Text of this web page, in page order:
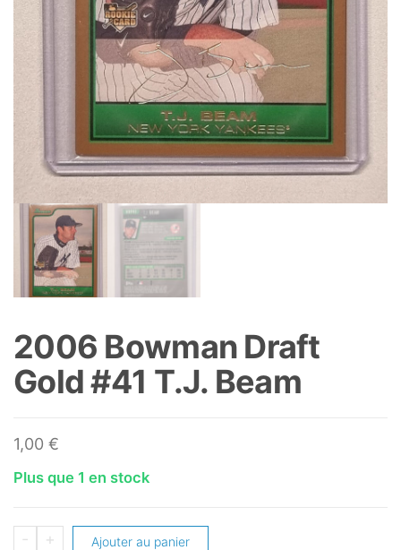
2006 Bowman Draft
Gold #41 T.J. Beam
1,00 €
Plus que 1 en stock
-
quantité
+ Ajouter au panier